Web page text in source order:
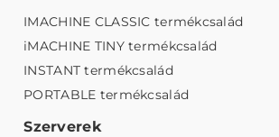
IMACHINE CLASSIC termékcsalád
iMACHINE TINY termékcsalád
INSTANT termékcsalád
PORTABLE termékcsalád
Szerverek